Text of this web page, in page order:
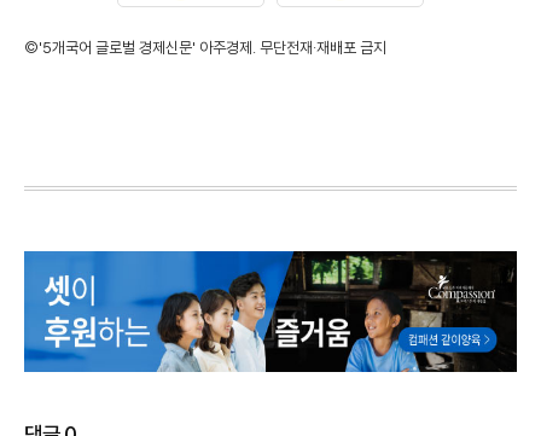
©'5개국어 글로벌 경제신문' 아주경제. 무단전재·재배포 금지